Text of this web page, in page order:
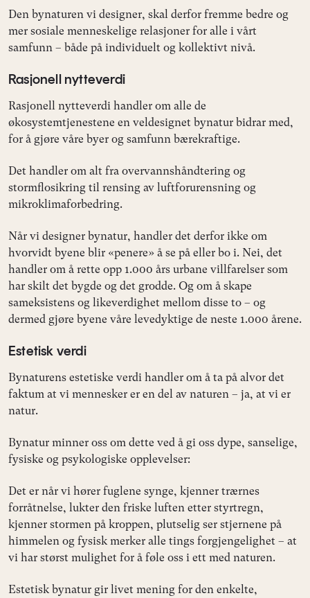
Den bynaturen vi designer, skal derfor fremme bedre og
mer sosiale menneskelige relasjoner for alle i vårt
samfunn – både på individuelt og kollektivt nivå.
Rasjonell nytteverdi
Rasjonell nytteverdi handler om alle de
økosystemtjenestene en veldesignet bynatur bidrar med,
for å gjøre våre byer og samfunn bærekraftige.
Det handler om alt fra overvannshåndtering og
stormflosikring til rensing av luftforurensning og
mikroklimaforbedring.
Når vi designer bynatur, handler det derfor ikke om
hvorvidt byene blir «penere» å se på eller bo i. Nei, det
handler om å rette opp 1.000 års urbane villfarelser som
har skilt det bygde og det grodde. Og om å skape
sameksistens og likeverdighet mellom disse to – og
dermed gjøre byene våre levedyktige de neste 1.000 årene.
Estetisk verdi
Bynaturens estetiske verdi handler om å ta på alvor det
faktum at vi mennesker er en del av naturen – ja, at vi er
natur.
Bynatur minner oss om dette ved å gi oss dype, sanselige,
fysiske og psykologiske opplevelser:
Det er når vi hører fuglene synge, kjenner trærnes
forråtnelse, lukter den friske luften etter styrtregn,
kjenner stormen på kroppen, plutselig ser stjernene på
himmelen og fysisk merker alle tings forgjengelighet – at
vi har størst mulighet for å føle oss i ett med naturen.
Estetisk bynatur gir livet mening for den enkelte,